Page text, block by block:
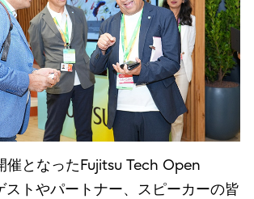
催となったFujitsu Tech Open
ストやパートナー、スピーカーの皆